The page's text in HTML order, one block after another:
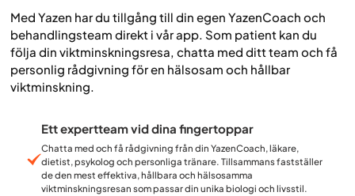
Med Yazen har du tillgång till din egen YazenCoach och
behandlingsteam direkt i vår app. Som patient kan du
följa din viktminskningsresa, chatta med ditt team och få
personlig rådgivning för en hälsosam och hållbar
viktminskning.
Ett expertteam vid dina fingertoppar
Chatta med och få rådgivning från din YazenCoach, läkare,
dietist, psykolog och personliga tränare. Tillsammans fastställer
de den mest effektiva, hållbara och hälsosamma
viktminskningsresan som passar din unika biologi och livsstil.